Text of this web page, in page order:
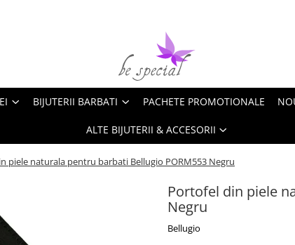
BIJUTERII BARBATI PACHETE PROMOTIONALE
ALTE BIJUTERII & ACCESORII
piele naturala pentru barbati Bellugio PORM553 Negru
Portofel din piele
Negru
Bellugio